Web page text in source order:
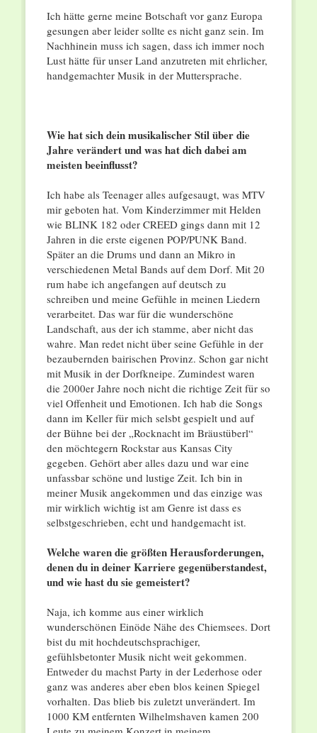
Ich hätte gerne meine Botschaft vor ganz Europa
gesungen aber leider sollte es nicht ganz sein. Im
Nachhinein muss ich sagen, dass ich immer noch
Lust hätte für unser Land anzutreten mit ehrlicher,
handgemachter Musik in der Muttersprache.
Wie hat sich dein musikalischer Stil über die
Jahre verändert und was hat dich dabei am
meisten beeinflusst?
Ich habe als Teenager alles aufgesaugt, was MTV
mir geboten hat. Vom Kinderzimmer mit Helden
wie BLINK 182 oder CREED gings dann mit 12
Jahren in die erste eigenen POP/PUNK Band.
Später an die Drums und dann an Mikro in
verschiedenen Metal Bands auf dem Dorf. Mit 20
rum habe ich angefangen auf deutsch zu
schreiben und meine Gefühle in meinen Liedern
verarbeitet. Das war für die wunderschöne
Landschaft, aus der ich stamme, aber nicht das
wahre. Man redet nicht über seine Gefühle in der
bezaubernden bairischen Provinz. Schon gar nicht
mit Musik in der Dorfkneipe. Zumindest waren
die 2000er Jahre noch nicht die richtige Zeit für so
viel Offenheit und Emotionen. Ich hab die Songs
dann im Keller für mich selsbt gespielt und auf
der Bühne bei der „Rocknacht im Bräustüberl“
den möchtegern Rockstar aus Kansas City
gegeben. Gehört aber alles dazu und war eine
unfassbar schöne und lustige Zeit. Ich bin in
meiner Musik angekommen und das einzige was
mir wirklich wichtig ist am Genre ist dass es
selbstgeschrieben, echt und handgemacht ist.
Welche waren die größten Herausforderungen,
denen du in deiner Karriere gegenüberstandest,
und wie hast du sie gemeistert?
Naja, ich komme aus einer wirklich
wunderschönen Einöde Nähe des Chiemsees. Dort
bist du mit hochdeutschsprachiger,
gefühlsbetonter Musik nicht weit gekommen.
Entweder du machst Party in der Lederhose oder
ganz was anderes aber eben blos keinen Spiegel
vorhalten. Das blieb bis zuletzt unverändert. Im
1000 KM entfernten Wilhelmshaven kamen 200